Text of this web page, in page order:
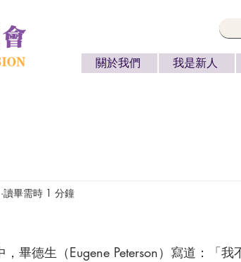
關於我們 我是新人
讀畢需時 1 分鐘